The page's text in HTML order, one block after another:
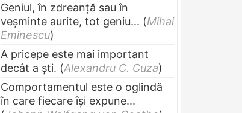
Geniul, în zdreanţă sau în
veşminte aurite, tot geniu... (Mihai
Eminescu)
A pricepe este mai important
decât a ști. (Alexandru C. Cuza)
Comportamentul este o oglindă
în care fiecare își expune...